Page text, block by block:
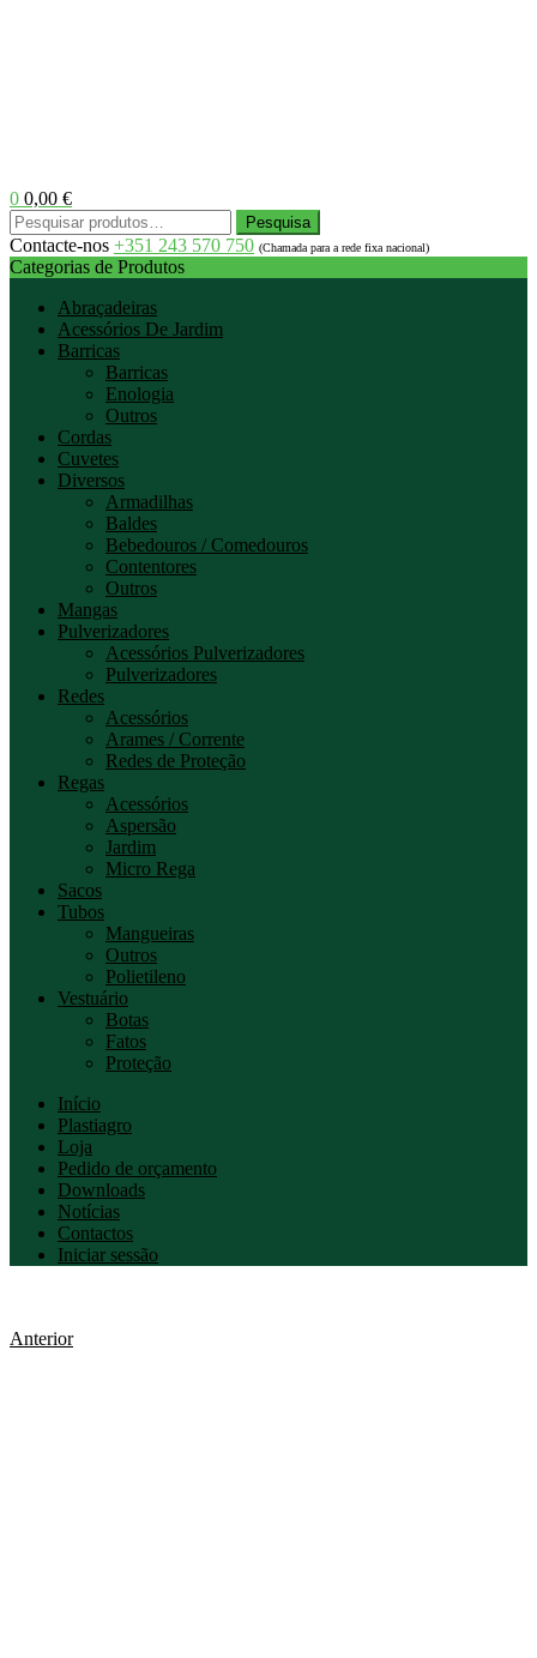
0 0,00 €
Menu
Pesquisar
por:
Pesquisa
Contacte-nos +351 243 570 750 (Chamada para a rede fixa nacional)
Categorias de Produtos
Abraçadeiras
Acessórios De Jardim
Barricas
Barricas
Enologia
Outros
Cordas
Cuvetes
Diversos
Armadilhas
Baldes
Bebedouros / Comedouros
Contentores
Outros
Mangas
Pulverizadores
Acessórios Pulverizadores
Pulverizadores
Redes
Acessórios
Arames / Corrente
Redes de Proteção
Regas
Acessórios
Aspersão
Jardim
Micro Rega
Sacos
Tubos
Mangueiras
Outros
Polietileno
Vestuário
Botas
Fatos
Proteção
Início
Plastiagro
Loja
Pedido de orçamento
Downloads
Notícias
Contactos
Iniciar sessão
Anterior